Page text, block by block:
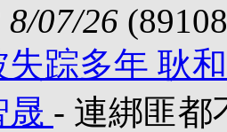
07/26
失踪多年 耿
晟 - 連綁匪都